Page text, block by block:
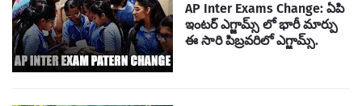
AP Inter Exams Change: ఏపి
ఇంటర్ ఎగ్జామ్స్ లో భారీ మార్పు
ఈ సారి పిబ్రవరిలో ఎగ్జామ్స్.